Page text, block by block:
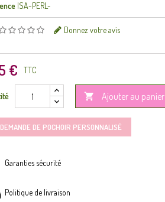
ISA-PERL-
Donnez votre avis
€ TTC
 Ajouter au panier
DE POCHOIR PERSONNALISÉ
Garanties sécurité
Politique de livraison